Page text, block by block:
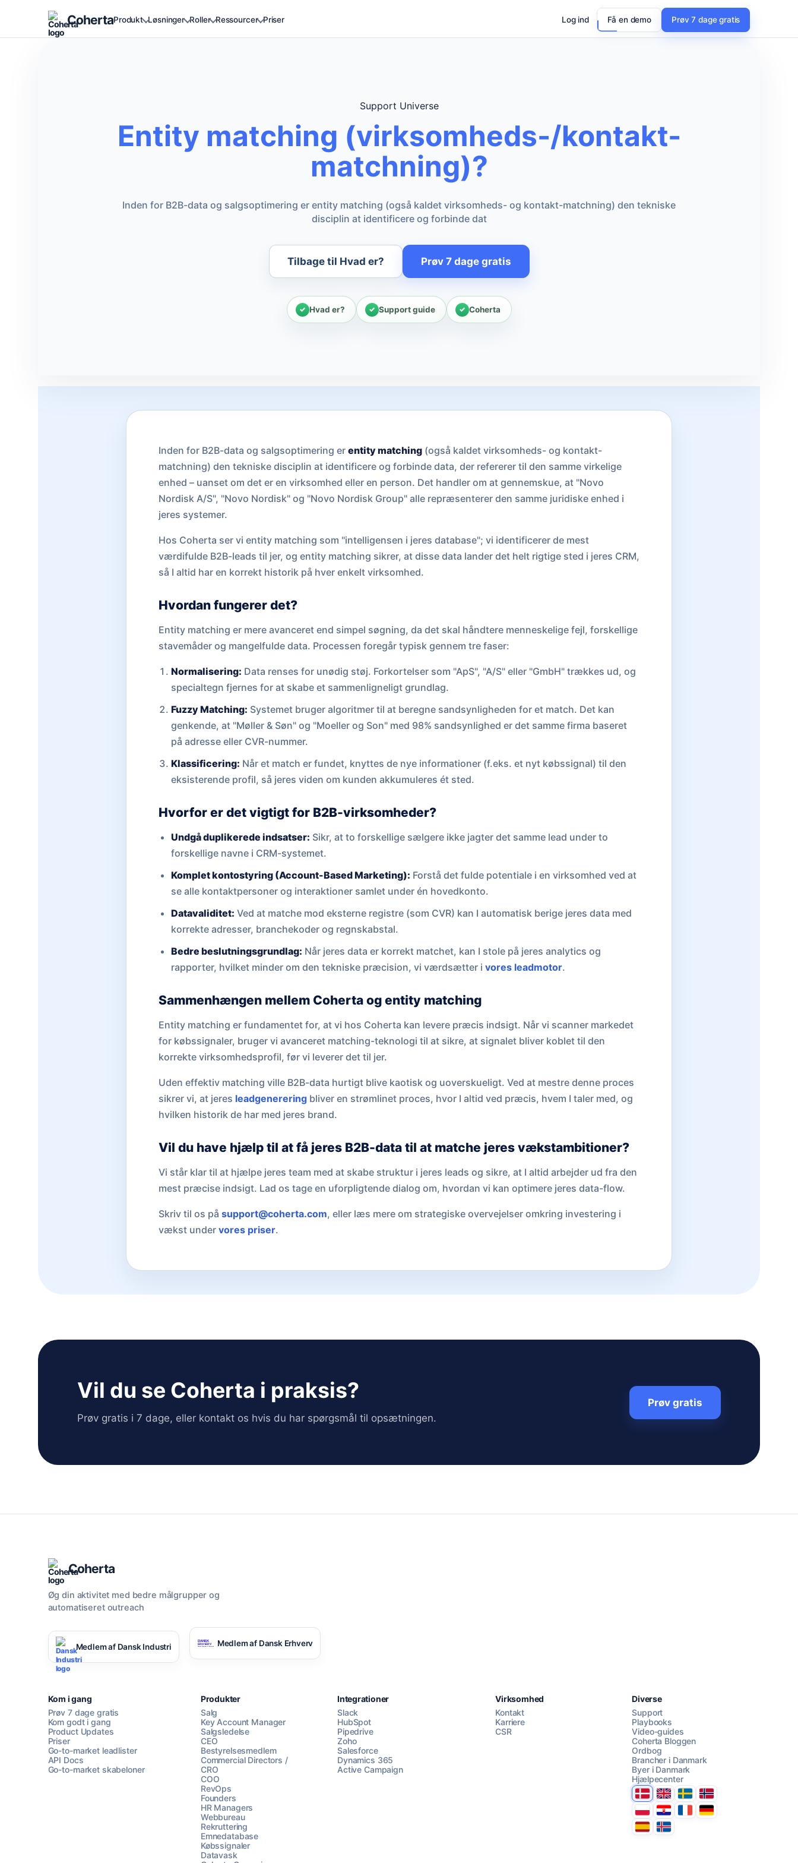
CohertaProdukt Løsninger Roller Ressourcer Priser Log ind Få en demo Prøv 7 dage gratis
Support Universe
Entity matching (virksomheds-/kontakt-
matchning)?
Inden for B2B-data og salgsoptimering er entity matching (også kaldet virksomheds- og kontakt-matchning) den tekniske
disciplin at identificere og forbinde dat
Tilbage til Hvad er? Prøv 7 dage gratis
Hvad er? Support guide Coherta
Inden for B2B-data og salgsoptimering er entity matching(også kaldet virksomheds- og kontakt-
matchning) den tekniske disciplin at identificere og forbinde data, der refererer til den samme virkelige
enhed – uanset om det er en virksomhed eller en person. Det handler om at gennemskue, at "Novo
Nordisk A/S", "Novo Nordisk" og "Novo Nordisk Group" alle repræsenterer den samme juridiske enhed i
jeres systemer.
Hos Coherta ser vi entity matching som "intelligensen i jeres database"; vi identificerer de mest
værdifulde B2B-leads til jer, og entity matching sikrer, at disse data lander det helt rigtige sted i jeres CRM,
så I altid har en korrekt historik på hver enkelt virksomhed.
Hvordan fungerer det?
Entity matching er mere avanceret end simpel søgning, da det skal håndtere menneskelige fejl, forskellige
stavemåder og mangelfulde data. Processen foregår typisk gennem tre faser:
Normalisering: Data renses for unødig støj. Forkortelser som "ApS", "A/S" eller "GmbH" trækkes ud, og
specialtegn fjernes for at skabe et sammenligneligt grundlag.
Fuzzy Matching: Systemet bruger algoritmer til at beregne sandsynligheden for et match. Det kan
genkende, at "Møller & Søn" og "Moeller og Son" med 98% sandsynlighed er det samme firma baseret
på adresse eller CVR-nummer.
Klassificering: Når et match er fundet, knyttes de nye informationer (f.eks. et nyt købssignal) til den
eksisterende profil, så jeres viden om kunden akkumuleres ét sted.
Hvorfor er det vigtigt for B2B-virksomheder?
Undgå duplikerede indsatser: Sikr, at to forskellige sælgere ikke jagter det samme lead under to
forskellige navne i CRM-systemet.
Komplet kontostyring (Account-Based Marketing): Forstå det fulde potentiale i en virksomhed ved at
se alle kontaktpersoner og interaktioner samlet under én hovedkonto.
Datavaliditet: Ved at matche mod eksterne registre (som CVR) kan I automatisk berige jeres data med
korrekte adresser, branchekoder og regnskabstal.
Bedre beslutningsgrundlag: Når jeres data er korrekt matchet, kan I stole på jeres analytics og
rapporter, hvilket minder om den tekniske præcision, vi værdsætter ivores leadmotor.
Sammenhængen mellem Coherta og entity matching
Entity matching er fundamentet for, at vi hos Coherta kan levere præcis indsigt. Når vi scanner markedet
for købssignaler, bruger vi avanceret matching-teknologi til at sikre, at signalet bliver koblet til den
korrekte virksomhedsprofil, før vi leverer det til jer.
Uden effektiv matching ville B2B-data hurtigt blive kaotisk og uoverskueligt. Ved at mestre denne proces
sikrer vi, at jeres leadgenereringbliver en strømlinet proces, hvor I altid ved præcis, hvem I taler med, og
hvilken historik de har med jeres brand.
Vil du have hjælp til at få jeres B2B-data til at matche jeres vækstambitioner?
Vi står klar til at hjælpe jeres team med at skabe struktur i jeres leads og sikre, at I altid arbejder ud fra den
mest præcise indsigt. Lad os tage en uforpligtende dialog om, hvordan vi kan optimere jeres data-flow.
Skriv til os på support@coherta.com, eller læs mere om strategiske overvejelser omkring investering i
vækst under vores priser.
Vil du se Coherta i praksis?
Prøv gratis i 7 dage, eller kontakt os hvis du har spørgsmål til opsætningen.
Prøv gratis
AI Campaign Assist
Coherta
Øg din aktivitet med bedre målgrupper og
automatiseret outreach
Medlem af Dansk Industri Medlem af Dansk Erhverv
Kom i gang
Prøv 7 dage gratis
Kom godt i gang
Product Updates
Priser
Go-to-market leadlister
API Docs
Go-to-market skabeloner
Produkter
Salg
Key Account Manager
Salgsledelse
CEO
Bestyrelsesmedlem
Commercial Directors /
CRO
COO
RevOps
Founders
HR Managers
Webbureau
Rekruttering
Emnedatabase
Købssignaler
Datavask
Integrationer
Slack
HubSpot
Pipedrive
Zoho
Salesforce
Dynamics 365
Active Campaign
Virksomhed
Kontakt
Karriere
CSR
Diverse
Support
Playbooks
Video-guides
Coherta Bloggen
Ordbog
Brancher i Danmark
Byer i Danmark
Hjælpecenter
DanmarkUnited Kingdom
SverigeNorge
PolskaHrvatskaFranceDeutschland
EspanaÍsland